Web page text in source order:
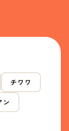
チワワ
ン